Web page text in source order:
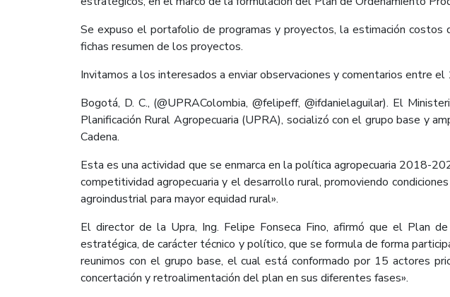
Se expuso el portafolio de programas y proyectos, la estimación costos
fichas resumen de los proyectos.
Invitamos a los interesados a enviar observaciones y comentarios entre
Bogotá, D. C., (@UPRAColombia, @felipeff, @ifdanielaguilar). El
Planificación Rural Agropecuaria (UPRA), socializó con el grupo base y
Cadena.
Esta es una actividad que se enmarca en la política agropecuaria 2018-
competitividad agropecuaria y el desarrollo rural, promoviendo
agroindustrial para mayor equidad rural».
El director de la Upra, Ing. Felipe Fonseca Fino, afirmó que el Plan
estratégica, de carácter técnico y político, que se formula de forma
reunimos con el grupo base, el cual está conformado por 15 actores
concertación y retroalimentación del plan en sus diferentes fases».